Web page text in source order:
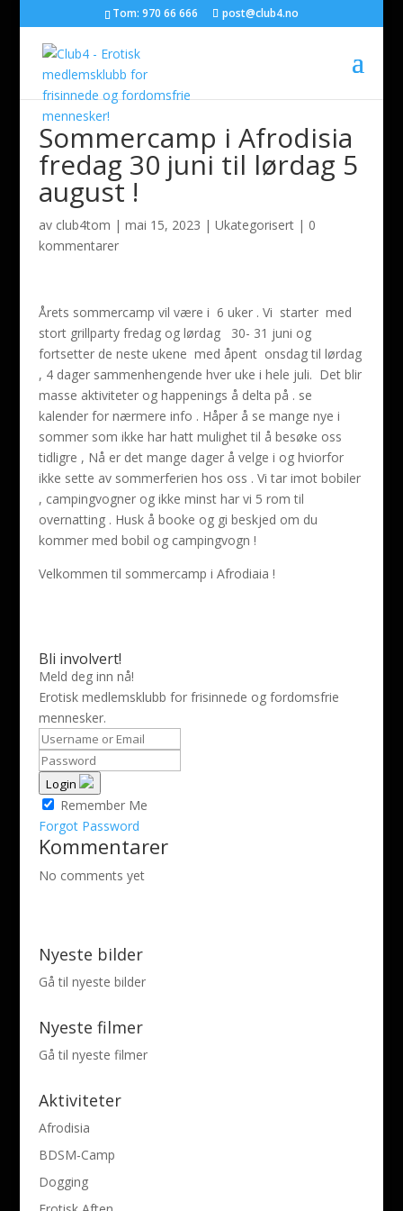
Tom: 970 66 666 post@club4.no
Sommercamp i Afrodisia
fredag 30 juni til lørdag 5
august !
av club4tom | mai 15, 2023 | Ukategorisert| 0
kommentarer
Årets sommercamp vil være i 6 uker . Vi starter med
stort grillparty fredag og lørdag 30- 31 juni og
fortsetter de neste ukene med åpent onsdag til lørdag
, 4 dager sammenhengende hver uke i hele juli. Det blir
masse aktiviteter og happenings å delta på . se
kalender for nærmere info . Håper å se mange nye i
sommer som ikke har hatt mulighet til å besøke oss
tidligre , Nå er det mange dager å velge i og hviorfor
ikke sette av sommerferien hos oss . Vi tar imot bobiler
, campingvogner og ikke minst har vi 5 rom til
overnatting . Husk å booke og gi beskjed om du
kommer med bobil og campingvogn !
Velkommen til sommercamp i Afrodiaia !
Bli involvert!
Meld deg inn nå!
Erotisk medlemsklubb for frisinnede og fordomsfrie
mennesker.
Login
Remember Me
Forgot Password
Kommentarer
No comments yet
Nyeste bilder
Gå til nyeste bilder
Nyeste filmer
Gå til nyeste filmer
Aktiviteter
Afrodisia
BDSM-Camp
Dogging